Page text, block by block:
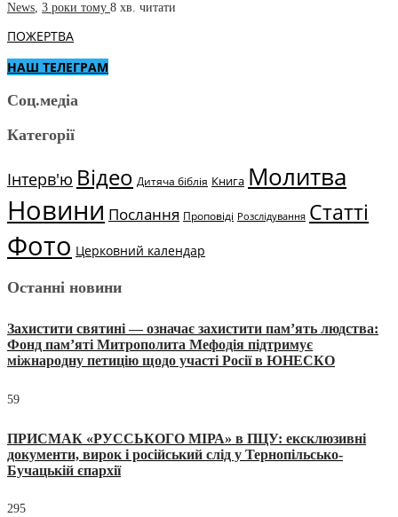
News, 3 роки тому 8 хв. читати
ПОЖЕРТВА
НАШ ТЕЛЕГРАМ
Соц.медіа
Категорії
Інтерв'ю Відео Дитяча біблія Книга Молитва
Новини Послання Проповіді Розслідування Статті
Фото Церковний календар
Останні новини
Захистити святині — означає захистити пам’ять людства:
Фонд пам’яті Митрополита Мефодія підтримує
міжнародну петицію щодо участі Росії в ЮНЕСКО
59
ПРИСМАК «РУССЬКОГО МІРА» в ПЦУ: ексклюзивні
документи, вирок і російський слід у Тернопільсько-
Бучацькій єпархії
295